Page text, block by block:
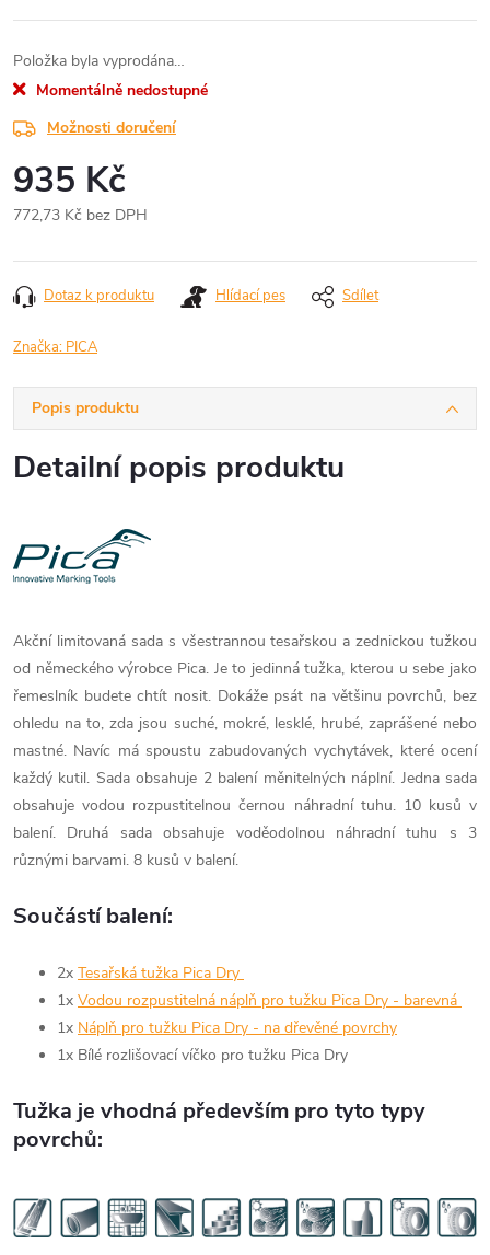
Položka byla vyprodána…
Momentálně nedostupné
Možnosti doručení
935 Kč
772,73 Kč bez DPH
cena:
Dotaz k produktu Hlídací pes Sdílet
Značka: PICA
Popis produktu
Detailní popis produktu
Akční limitovaná sada s všestrannou tesařskou a zednickou tužkou
od německého výrobce Pica. Je to jedinná tužka, kterou u sebe jako
řemeslník budete chtít nosit. Dokáže psát na většinu povrchů, bez
ohledu na to, zda jsou suché, mokré, lesklé, hrubé, zaprášené nebo
mastné. Navíc má spoustu zabudovaných vychytávek, které ocení
každý kutil. Sada obsahuje 2 balení měnitelných náplní. Jedna sada
obsahuje vodou rozpustitelnou černou náhradní tuhu. 10 kusů v
balení. Druhá sada obsahuje voděodolnou náhradní tuhu s 3
různými barvami. 8 kusů v balení.
Součástí balení:
2x Tesařská tužka Pica Dry
1x Vodou rozpustitelná náplň pro tužku Pica Dry - barevná
1x Náplň pro tužku Pica Dry - na dřevěné povrchy
1x Bílé rozlišovací víčko pro tužku Pica Dry
Tužka je vhodná především pro tyto typy
povrchů: